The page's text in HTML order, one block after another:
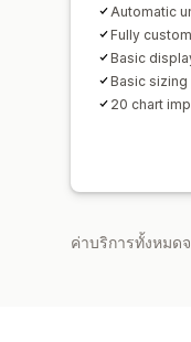
Automatic
Fully
Basic
Basic sizing
20 chart
ค่าบริการทั้งหมด